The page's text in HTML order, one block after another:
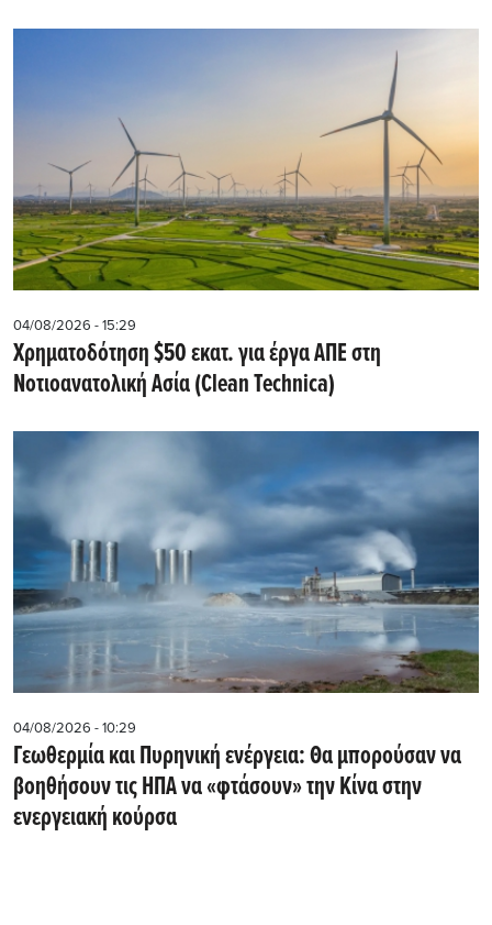
04/08/2026 - 15:29
Χρηματοδότηση $50 εκατ. για έργα ΑΠΕ στη
Νοτιοανατολική Ασία (Clean Technica)
04/08/2026 - 10:29
Γεωθερμία και Πυρηνική ενέργεια: Θα μπορούσαν να
βοηθήσουν τις ΗΠΑ να «φτάσουν» την Κίνα στην
ενεργειακή κούρσα